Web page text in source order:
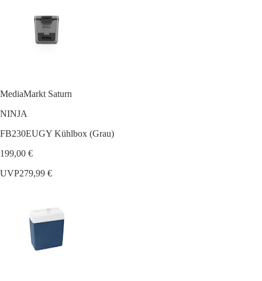
MediaMarkt Saturn
NINJA
FB230EUGY Kühlbox (Grau)
199,00 €
UVP279,99 €